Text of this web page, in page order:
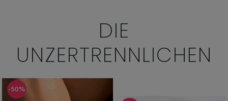
DIE
UNZERTRENNLICHEN
-50%